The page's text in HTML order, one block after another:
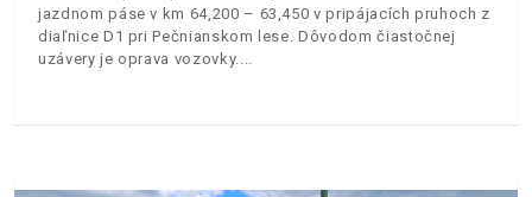
jazdnom páse v km 64,200 – 63,450 v pripájacích pruhoch z
diaľnice D1 pri Pečnianskom lese. Dôvodom čiastočnej
uzávery je oprava vozovky.